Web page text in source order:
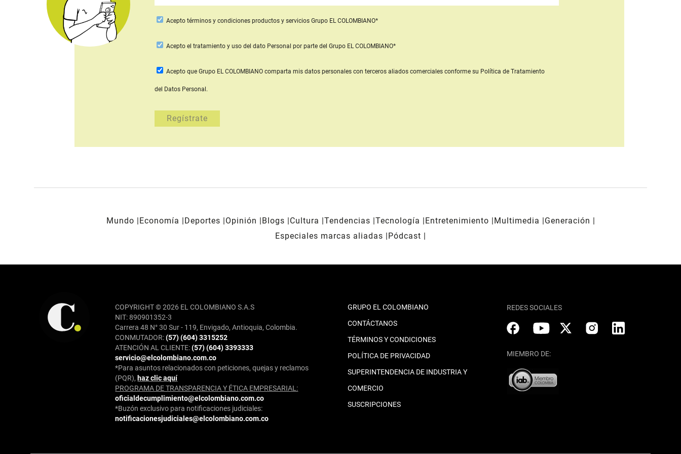
Acepto términos y condiciones productos y servicios Grupo EL COLOMBIANO*
Aceptoel tratamiento y uso del dato Personal por parte del Grupo EL COLOMBIANO*
Acepto que Grupo EL COLOMBIANO comparta mis datos personales con terceros aliados comercialesconforme su Política de Tratamiento
del Datos Personal.
Mundo Economía Deportes Opinión Blogs Cultura Tendencias Tecnología Entretenimiento Multimedia
Generación
Especiales marcas aliadas
Pódcast
COPYRIGHT © 2026 EL COLOMBIANO S.A.S
NIT: 890901352-3
Carrera 48 N° 30 Sur - 119, Envigado, Antioquia, Colombia.
CONMUTADOR:(57) (604) 3315252
ATENCIÓN AL CLIENTE:(57) (604) 3393333
servicio@elcolombiano.com.co
*Para asuntos relacionados con peticiones, quejas y reclamos
(PQR), haz clic aquí
PROGRAMA DE TRANSPARENCIA Y ÉTICA EMPRESARIAL:
oficialdecumplimiento@elcolombiano.com.co
*Buzón exclusivo para notificaciones judiciales:
notificacionesjudiciales@elcolombiano.com.co
GRUPO EL COLOMBIANO
CONTÁCTANOS
TÉRMINOS Y CONDICIONES
POLÍTICA DE PRIVACIDAD
SUPERINTENDENCIA DE INDUSTRIA Y
COMERCIO
SUSCRIPCIONES
REDES SOCIALES
MIEMBRO DE: